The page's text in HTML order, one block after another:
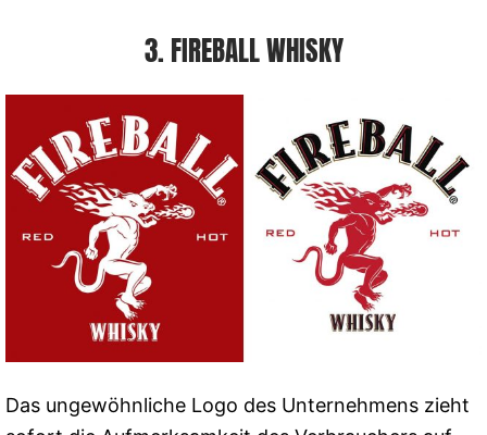
3. FIREBALL WHISKY
Das ungewöhnliche Logo des Unternehmens zieht